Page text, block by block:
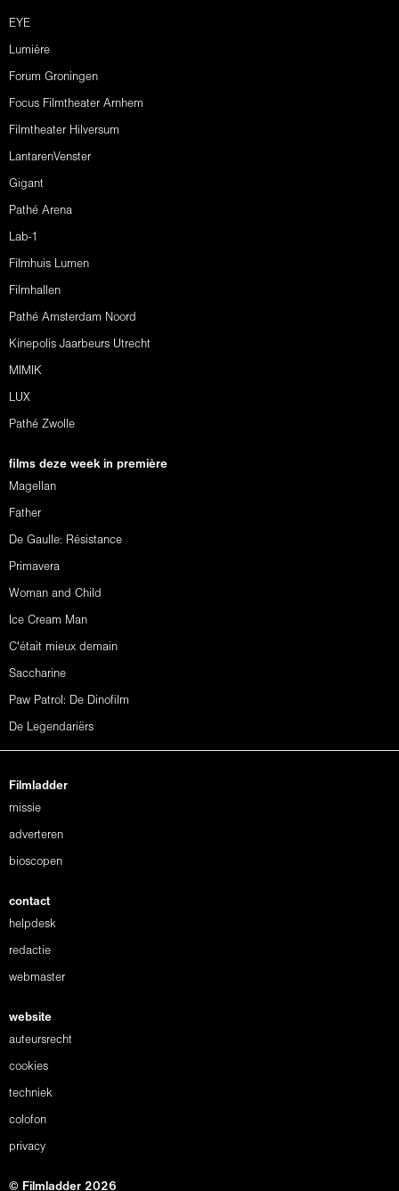
EYE
Lumière
Forum Groningen
Focus Filmtheater Arnhem
Filmtheater Hilversum
LantarenVenster
Gigant
Pathé Arena
Lab-1
Filmhuis Lumen
Filmhallen
Pathé Amsterdam Noord
Kinepolis Jaarbeurs Utrecht
MIMIK
LUX
Pathé Zwolle
films deze week in première
Magellan
Father
De Gaulle: Résistance
Primavera
Woman and Child
Ice Cream Man
C'était mieux demain
Saccharine
Paw Patrol: De Dinofilm
De Legendariërs
Filmladder
missie
adverteren
bioscopen
contact
helpdesk
redactie
webmaster
website
auteursrecht
cookies
techniek
colofon
privacy
© Filmladder 2026